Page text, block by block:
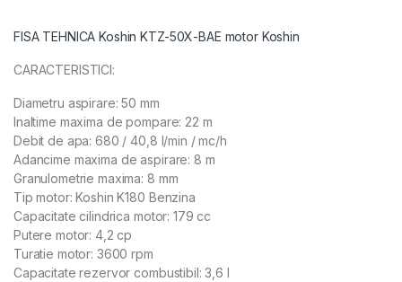
FISA TEHNICA Koshin KTZ-50X-BAE motor Koshin
CARACTERISTICI:
Diametru aspirare: 50 mm
Inaltime maxima de pompare: 22 m
Debit de apa: 680 / 40,8 l/min / mc/h
Adancime maxima de aspirare: 8 m
Granulometrie maxima: 8 mm
Tip motor: Koshin K180 Benzina
Capacitate cilindrica motor: 179 cc
Putere motor: 4,2 cp
Turatie motor: 3600 rpm
Capacitate rezervor combustibil: 3,6 l